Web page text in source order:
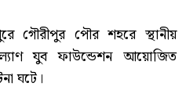
গৌরীপুর পৌর শহরে স্থানীয়
যুব ফাউন্ডেশন আয়োজিত
ঘটে।